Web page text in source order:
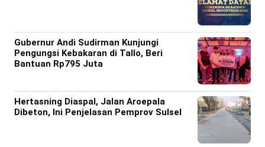
Gubernur Andi Sudirman Kunjungi
Pengungsi Kebakaran di Tallo, Beri
Bantuan Rp795 Juta
Hertasning Diaspal, Jalan Aroepala
Dibeton, Ini Penjelasan Pemprov Sulsel